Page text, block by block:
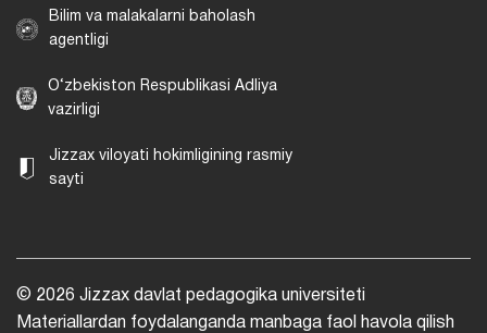
Bilim va malakalarni baholash
agentligi
O‘zbekiston Respublikasi Adliya
vazirligi
Jizzax viloyati hokimligining rasmiy
sayti
© 2026 Jizzax davlat pedagogika universiteti
Materiallardan foydalanganda manbaga faol havola qilish